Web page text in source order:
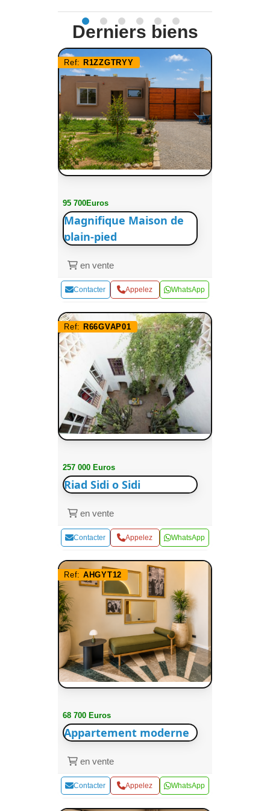
Derniers biens
Ref: R1ZZGTRYY
95 700Euros
Magnifique Maison de
plain-pied
en vente
Contacter Appelez WhatsApp
Ref: R66GVAP01
257 000 Euros
Riad Sidi o Sidi
en vente
Contacter Appelez WhatsApp
Ref: AHGYT12
68 700 Euros
Appartement moderne
en vente
Contacter Appelez WhatsApp